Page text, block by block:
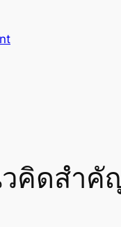
คิดสำคั